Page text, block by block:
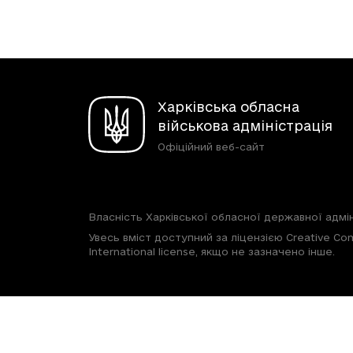
Харківська обласна
військова адміністрація
Офіційний веб-сайт
Власність Харківської обласної державної
Увесь вміст доступний за ліцензією Creative
International license, якщо не зазначено інше.